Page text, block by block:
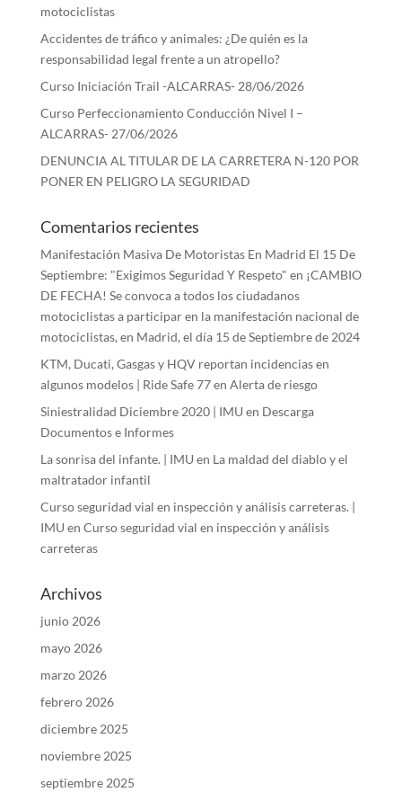
motociclistas
Accidentes de tráfico y animales: ¿De quién es la
responsabilidad legal frente a un atropello?
Curso Iniciación Trail -ALCARRAS- 28/06/2026
Curso Perfeccionamiento Conducción Nivel I –
ALCARRAS- 27/06/2026
DENUNCIA AL TITULAR DE LA CARRETERA N-120 POR
PONER EN PELIGRO LA SEGURIDAD
Comentarios recientes
Manifestación Masiva De Motoristas En Madrid El 15 De
Septiembre: "Exigimos Seguridad Y Respeto" en ¡CAMBIO
DE FECHA! Se convoca a todos los ciudadanos
motociclistas a participar en la manifestación nacional de
motociclistas, en Madrid, el día 15 de Septiembre de 2024
KTM, Ducati, Gasgas y HQV reportan incidencias en
algunos modelos | Ride Safe 77en Alerta de riesgo
Siniestralidad Diciembre 2020 | IMU en Descarga
Documentos e Informes
La sonrisa del infante. | IMU en La maldad del diablo y el
maltratador infantil
Curso seguridad vial en inspección y análisis carreteras. |
IMU en Curso seguridad vial en inspección y análisis
carreteras
Archivos
junio 2026
mayo 2026
marzo 2026
febrero 2026
diciembre 2025
noviembre 2025
septiembre 2025